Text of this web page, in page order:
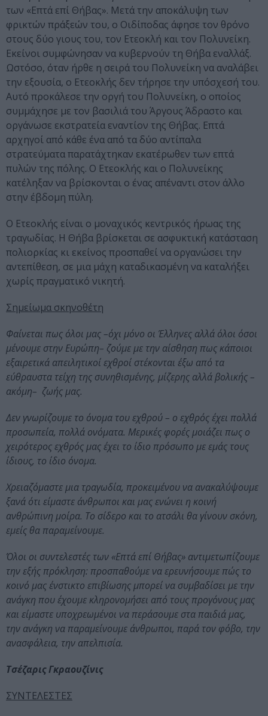
των «Επτά επί Θήβας». Μετά την αποκάλυψη των
φρικτών πράξεών του, ο Οιδίποδας άφησε τον θρόνο
στους δύο γιους του, τον Ετεοκλή και τον Πολυνείκη.
Εκείνοι συμφώνησαν να κυβερνούν τη Θήβα εναλλάξ.
Ωστόσο, όταν ήρθε η σειρά του Πολυνείκη να αναλάβει
την εξουσία, ο Ετεοκλής δεν τήρησε την υπόσχεσή του.
Αυτό προκάλεσε την οργή του Πολυνείκη, ο οποίος
συμμάχησε με τον βασιλιά του Άργους Άδραστο και
οργάνωσε εκστρατεία εναντίον της Θήβας. Επτά
αρχηγοί από κάθε ένα από τα δύο αντίπαλα
στρατεύματα παρατάχτηκαν εκατέρωθεν των επτά
πυλών της πόλης. O Ετεοκλής και ο Πολυνείκης
κατέληξαν να βρίσκονται ο ένας απέναντι στον άλλο
στην έβδομη πύλη.
Ο Ετεοκλής είναι ο μοναχικός κεντρικός ήρωας της
τραγωδίας. Η Θήβα βρίσκεται σε ασφυκτική κατάσταση
πολιορκίας κι εκείνος προσπαθεί να οργανώσει την
αντεπίθεση, σε μια μάχη καταδικασμένη να καταλήξει
χωρίς πραγματικό νικητή.
Σημείωμα σκηνοθέτη
Φαίνεται πως όλοι μας –όχι μόνο οι Έλληνες αλλά όλοι όσοι
μένουμε στην Ευρώπη– ζούμε με την αίσθηση πως κάποιοι
εξαιρετικά απειλητικοί εχθροί στέκονται έξω από τα
εύθραυστα τείχη της συνηθισμένης, μίζερης αλλά βολικής –
ακόμη– ζωής μας.
Δεν γνωρίζουμε το όνομα του εχθρού – ο εχθρός έχει πολλά
προσωπεία, πολλά ονόματα. Μερικές φορές μοιάζει πως ο
χειρότερος εχθρός μας έχει το ίδιο πρόσωπο με εμάς τους
ίδιους, το ίδιο όνομα.
Χρειαζόμαστε μια τραγωδία, προκειμένου να ανακαλύψουμε
ξανά ότι είμαστε άνθρωποι και μας ενώνει η κοινή
ανθρώπινη μοίρα. Το σίδερο και το ατσάλι θα γίνουν σκόνη,
εμείς θα παραμείνουμε.
Όλοι οι συντελεστές των «Επτά επί Θήβας» αντιμετωπίζουμε
την εξής πρόκληση: προσπαθούμε να ερευνήσουμε πώς το
κοινό μας ένστικτο επιβίωσης μπορεί να συμβαδίσει με την
ανάγκη που έχουμε κληρονομήσει από τους προγόνους μας
και είμαστε υποχρεωμένοι να περάσουμε στα παιδιά μας,
την ανάγκη να παραμείνουμε άνθρωποι, παρά τον φόβο, την
ανασφάλεια, την απελπισία.
Τσέζαρις Γκραουζίνις
ΣΥΝΤΕΛΕΣΤΕΣ